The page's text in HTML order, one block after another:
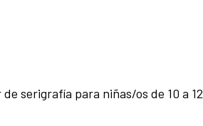
de serigrafía para niñas/os de 10 a 12